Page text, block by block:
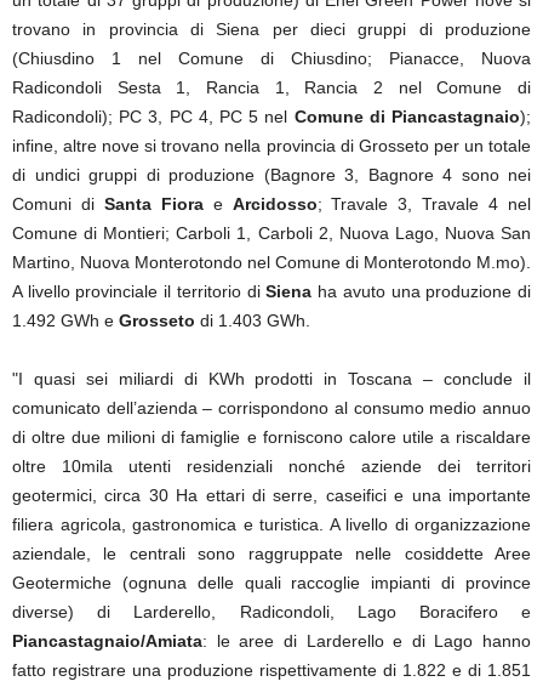
trovano in provincia di Siena per dieci gruppi di produzione
(Chiusdino 1 nel Comune di Chiusdino; Pianacce, Nuova
Radicondoli Sesta 1, Rancia 1, Rancia 2 nel Comune di
Radicondoli); PC 3, PC 4, PC 5 nel Comune di Piancastagnaio);
infine, altre nove si trovano nella provincia di Grosseto per un totale
di undici gruppi di produzione (Bagnore 3, Bagnore 4 sono nei
Comuni di Santa Fiorae Arcidosso; Travale 3, Travale 4 nel
Comune di Montieri; Carboli 1, Carboli 2, Nuova Lago, Nuova San
Martino, Nuova Monterotondo nel Comune di Monterotondo M.mo).
A livello provinciale il territorio diSiena ha avuto una produzione di
1.492 GWh e Grosseto di 1.403 GWh.
"I quasi sei miliardi di KWh prodotti in Toscana – conclude il
comunicato dell’azienda – corrispondono al consumo medio annuo
di oltre due milioni di famiglie e forniscono calore utile a riscaldare
oltre 10mila utenti residenziali nonché aziende dei territori
geotermici, circa 30 Ha ettari di serre, caseifici e una importante
filiera agricola, gastronomica e turistica. A livello di organizzazione
aziendale, le centrali sono raggruppate nelle cosiddette Aree
Geotermiche (ognuna delle quali raccoglie impianti di province
diverse) di Larderello, Radicondoli, Lago Boracifero e
Piancastagnaio/Amiata: le aree di Larderello e di Lago hanno
fatto registrare una produzione rispettivamente di 1.822 e di 1.851